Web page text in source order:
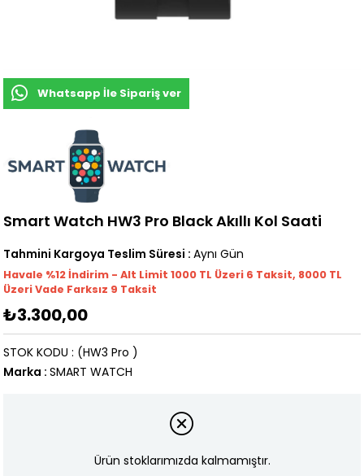
Whatsapp İle Sipariş ver
Smart Watch HW3 Pro Black Akıllı Kol Saati
Tahmini Kargoya Teslim Süresi : Aynı Gün
Havale %12 İndirim - Alt Limit 1000 TL Üzeri 6 Taksit, 8000 TL
Üzeri Vade Farksız 9 Taksit
₺3.300,00
(HW3 Pro )
STOK KODU
Marka : SMART WATCH
Ürün stoklarımızda kalmamıştır.